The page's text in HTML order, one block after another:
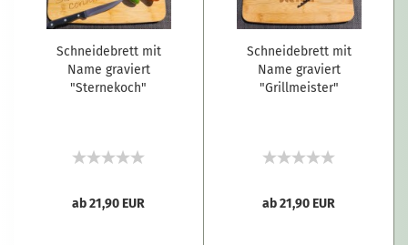
Schneidebrett mit
Name graviert
"Sternekoch"
ab 21,90 EUR
Schneidebrett mit
Name graviert
"Grillmeister"
ab 21,90 EUR